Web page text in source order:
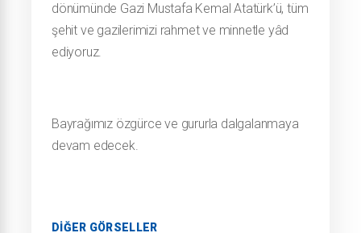
dönümünde Gazi Mustafa Kemal Atatürk’ü, tüm
şehit ve gazilerimizi rahmet ve minnetle yâd
ediyoruz.
Bayrağımız özgürce ve gururla dalgalanmaya
devam edecek.
DIĞER GÖRSELLER